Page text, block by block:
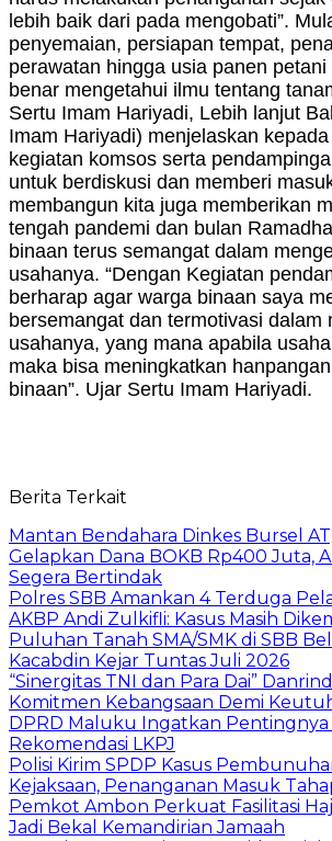
lebih baik dari pada mengobati”.
penyemaian, persiapan tempat,
perawatan hingga usia panen
benar mengetahui ilmu tentang
Sertu Imam Hariyadi, Lebih lanjut
Imam Hariyadi) menjelaskan
kegiatan komsos serta
untuk berdiskusi dan memberi
membangun kita juga memberikan
tengah pandemi dan bulan
binaan terus semangat dalam
usahanya. “Dengan Kegiatan
berharap agar warga binaan saya
bersemangat dan termotivasi dalam
usahanya, yang mana apabila
maka bisa meningkatkan
binaan”. Ujar Sertu Imam Hariyadi.
Berita Terkait
Mantan Bendahara Dinkes Bursel
Gelapkan Dana BOKB Rp400 Juta,
Segera Bertindak
Polres SBB Amankan 4 Terduga
AKBP Andi Zulkifli: Kasus Masih
Puluhan Tanah SMA/SMK di SBB
Kacabdin Kejar Tuntas Juli 2026
“Sinergitas TNI dan Para Dai”
Komitmen Kebangsaan Demi
DPRD Maluku Ingatkan Pentingnya
Rekomendasi LKPJ
Polisi Kirim SPDP Kasus
Kejaksaan, Penanganan Masuk
Pemkot Ambon Perkuat Fasilitasi
Jadi Bekal Kemandirian Jamaah